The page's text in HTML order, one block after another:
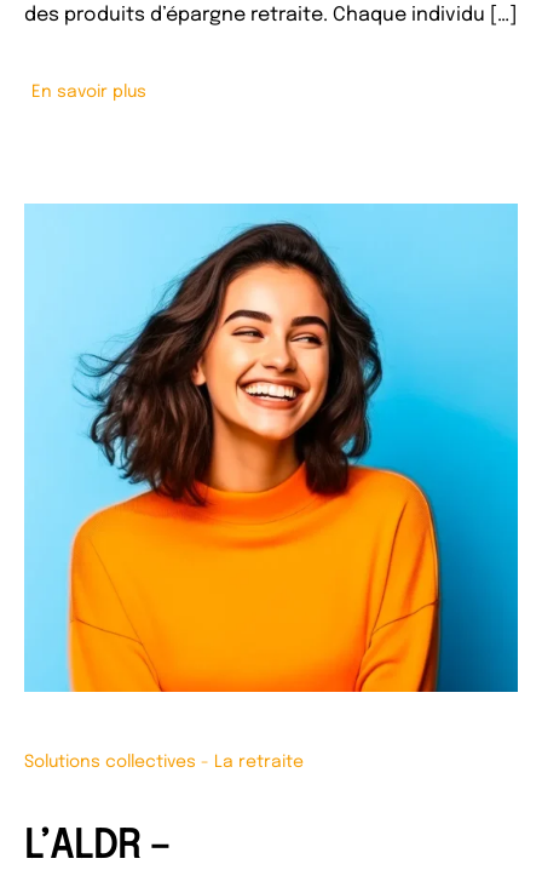
des produits d’épargne retraite. Chaque individu […]
En savoir plus
Solutions collectives - La retraite
L’ALDR –